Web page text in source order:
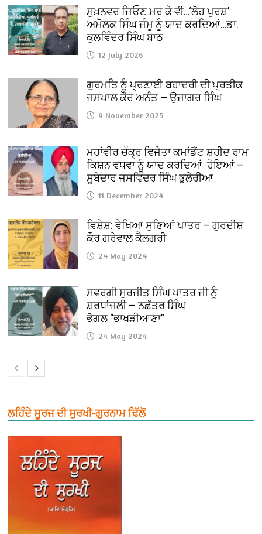
ਸੁਖ਼ਨਵਰ ਜਿਓਣ ਮਰ ਕੇ ਵੀ…‘ਲੋਹ ਪੁਰਸ਼’
ਅਮੋਲਕ ਸਿੰਘ ਜੰਮੂ ਨੂੰ ਯਾਦ ਕਰਦਿਆਂ…ਡਾ.
ਕੁਲਵਿੰਦਰ ਸਿੰਘ ਬਾਠ
12 July 2026
ਗੁਰਮਤਿ ਨੂੰ ਪ੍ਰਣਾਈ ਬਹਾਦਰੀ ਦੀ ਪ੍ਰਤੀਕ
ਜਸਪਾਲ ਕੌਰ ਅਨੰਤ — ਉਜਾਗਰ ਸਿੰਘ
9 November 2025
ਮਹਾਂਵੀਰ ਚੱਕ੍ਰ ਵਿਜੇਤਾ ਕਮਾਂਡੈਂਟ ਸ਼ਹੀਦ ਰਾਮ
ਕਿਸ਼ਨ ਵਧਵਾ ਨੂੰ ਯਾਦ ਕਰਦਿਆਂ ਹੋਇਆਂ —
ਸੂਬੇਦਾਰ ਜਸਵਿੰਦਰ ਸਿੰਘ ਭੁਲੇਰੀਆ
11 December 2024
ਵਿਸ਼ੇਸ਼: ਵੇਖਿਆ ਸੁਣਿਆਂ ਪਾਤਰ — ਗੁਰਦੀਸ਼
ਕੌਰ ਗਰੇਵਾਲ ਕੈਲਗਰੀ
24 May 2024
ਸਵਰਗੀ ਸੁਰਜੀਤ ਸਿੰਘ ਪਾਤਰ ਜੀ ਨੂੰ
ਸ਼ਰਧਾਂਜਲੀ — ਨਛੱਤਰ ਸਿੰਘ
ਭੋਗਲ “ਭਾਖੜੀਆਣਾ”
24 May 2024
ਲਹਿੰਦੇ ਸੂਰਜ ਦੀ ਸੁਰਖੀ-ਗੁਰਨਾਮ ਢਿੱਲੋਂ